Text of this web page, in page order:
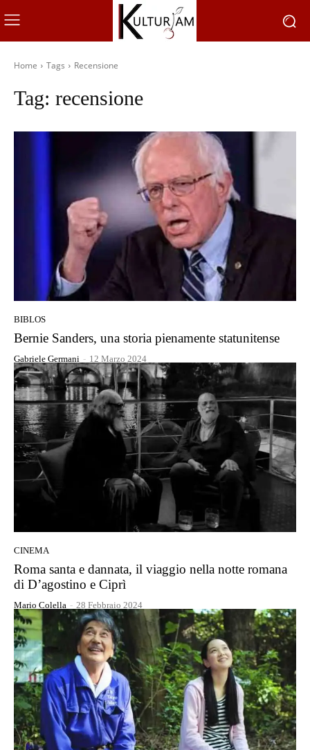
Home Tags Recensione
Tag: recensione
BIBLOS
Bernie Sanders, una storia pienamente statunitense
Gabriele Germani - 12 Marzo 2024
CINEMA
Roma santa e dannata, il viaggio nella notte romana
di D’agostino e Ciprì
Mario Colella - 28 Febbraio 2024